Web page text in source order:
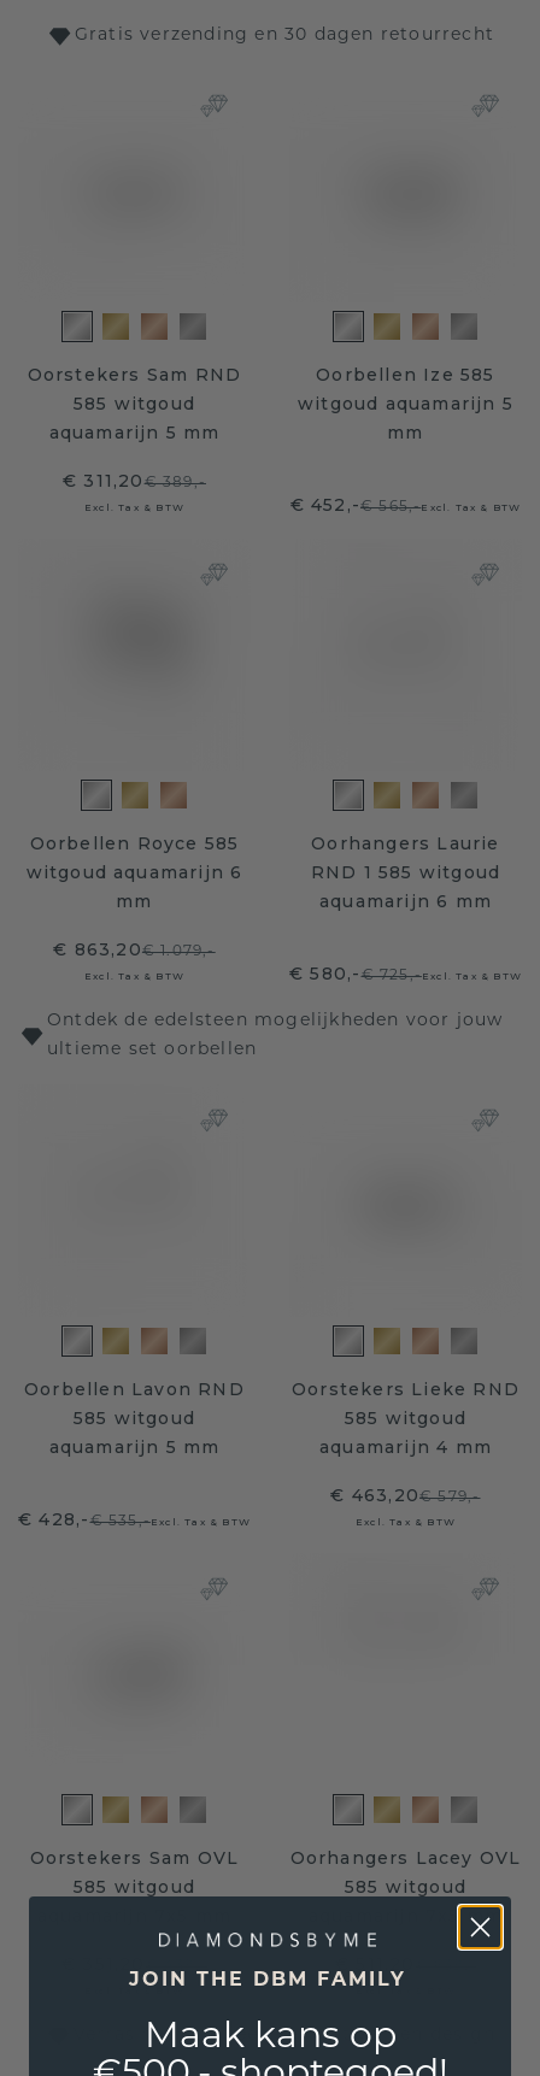
Gratis verzending en 30 dagen retourrecht
Oorstekers Sam RND
585 witgoud
aquamarijn 5 mm
€ 311,20€ 389,-
Excl. Tax & BTW
Oorbellen Ize 585
witgoud aquamarijn 5
mm
€ 452,-€ 565,-Excl. Tax & BTW
Oorbellen Royce 585
witgoud aquamarijn 6
mm
€ 863,20€ 1.079,-
Excl. Tax & BTW
Oorhangers Laurie
RND 1 585 witgoud
aquamarijn 6 mm
€ 580,-€ 725,-Excl. Tax & BTW
Ontdek de edelsteen mogelijkheden voor jouw
ultieme set oorbellen
Oorbellen Lavon RND
585 witgoud
aquamarijn 5 mm
€ 428,-€ 535,-Excl. Tax & BTW
Oorstekers Lieke RND
585 witgoud
aquamarijn 4 mm
€ 463,20€ 579,-
Excl. Tax & BTW
Oorstekers Sam OVL
585 witgoud
Oorhangers Lacey OVL
585 witgoud
aquamarijn 7x5 mm
Verras haar met een zelf ontworpen design
JOIN THE DBM FAMILY
Maak kans op